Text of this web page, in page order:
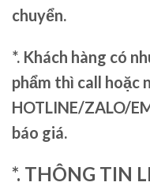
chuyển.
*. Khách hàng có
phẩm thì call hoặc
HOTLINE/ZALO/
báo giá.
*. THÔNG TIN